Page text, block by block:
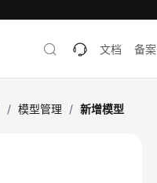
文档 备案
/ 模型管理 / 新增模型